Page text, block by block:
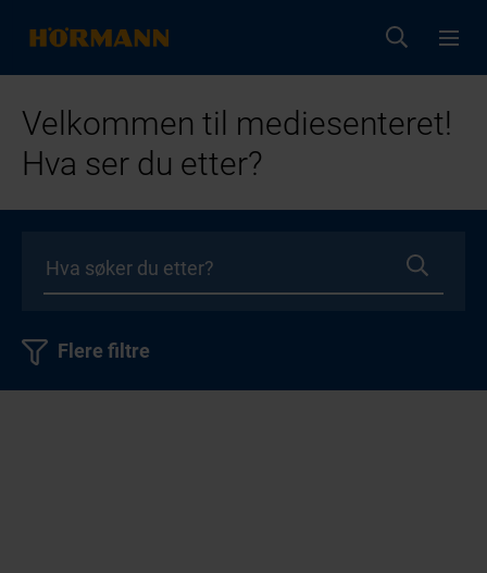
Velkommen til mediesenteret!
Hva ser du etter?
Flere filtre